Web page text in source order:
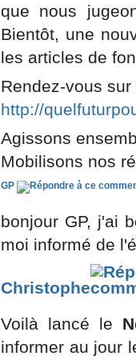
que nous
Bientôt, une
les articles de
Rendez-vous sur
http://
Agissons
Mobilisons nos
GP
bonjour GP, j'ai
moi informé de
Christophe
Voilà lancé le
informer au jour